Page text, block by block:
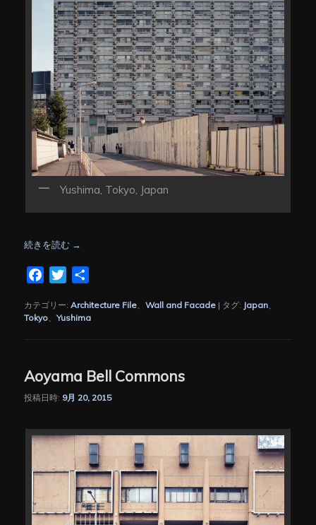
Yushima, Tokyo, Japan
続きを読む →
FacebookTwitter
カテゴリー: Architecture File 、Wall and Facade | タグ: Japan
Tokyo 、Yushima
Aoyama Bell Commons
投稿日時: 9月 20, 2015